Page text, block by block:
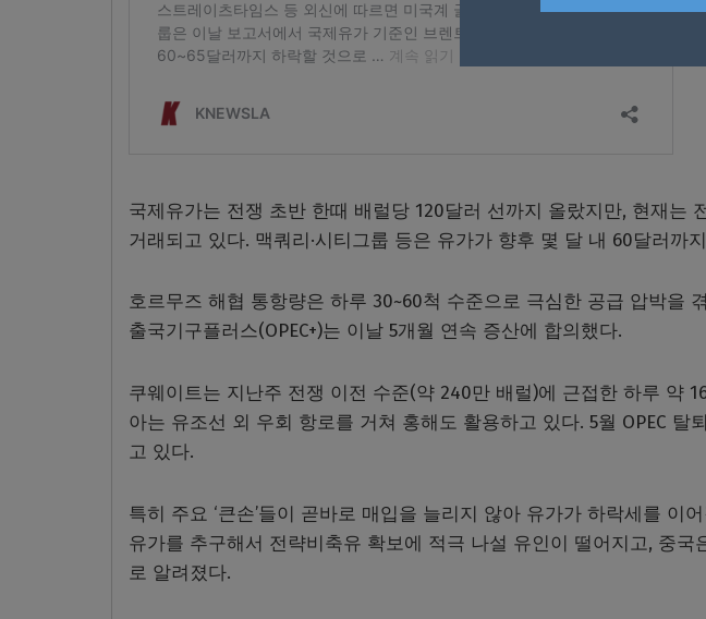
국제유가는 전쟁 초반 한때 배럴당 120달러 선까지 올랐지만, 현재는
거래되고 있다. 맥쿼리·시티그룹 등은 유가가 향후 몇 달 내 60달러까
호르무즈 해협 통항량은 하루 30~60척 수준으로 극심한 공급 압박을
출국기구플러스(OPEC+)는 이날 5개월 연속 증산에 합의했다.
쿠웨이트는 지난주 전쟁 이전 수준(약 240만 배럴)에 근접한 하루 약
아는 유조선 외 우회 항로를 거쳐 홍해도 활용하고 있다. 5월 OPEC 탈
고 있다.
특히 주요 ‘큰손’들이 곧바로 매입을 늘리지 않아 유가가 하락세를 이
유가를 추구해서 전략비축유 확보에 적극 나설 유인이 떨어지고, 중
로 알려졌다.